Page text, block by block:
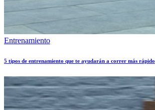
Entrenamiento
5 tipos de entrenamiento que te ayudarán a correr más rápido